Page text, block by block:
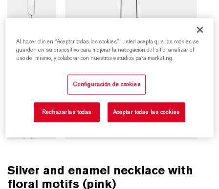
Silver and enamel necklace with
floral motifs (pink)
Al hacer clic en “Aceptar todas las cookies”, usted acepta que las cookies se
guarden en su dispositivo para mejorar la navegación del sitio, analizar el
uso del mismo, y colaborar con nuestros estudios para marketing.
Configuración de cookies
Rechazarlas todas Aceptar todas las cookies